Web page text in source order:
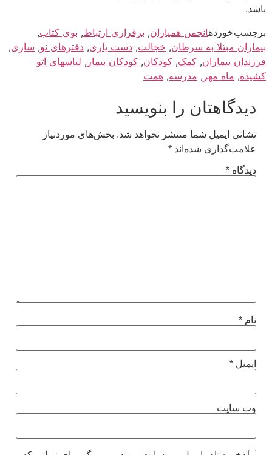
باشد.
برچسب خوردهانجمن همیاران, برقراری ارتباط, بوی کتاب,
بیماران مبتلا به سرطان, خجالت, دست یاری, دفترهای نو, ساری,
فرزندان بیماران, کمک, کودکان, کودکان بیمار , لباسهای اتو
کشیده, ماه مهر , مدرسه, همت
دیدگاهتان را بنویسید
نشانی ایمیل شما منتشر نخواهد شد. بخش‌های موردنیاز
علامت‌گذاری شده‌اند *
دیدگاه *
نام *
ایمیل *
وب‌ سایت